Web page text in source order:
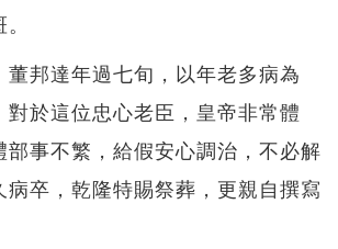
邦達年過七旬，以年老多病為
對於這位忠心老臣，皇帝非常體
部事不繁，給假安心調治，不必解
卒，乾隆特賜祭葬，更親自撰寫